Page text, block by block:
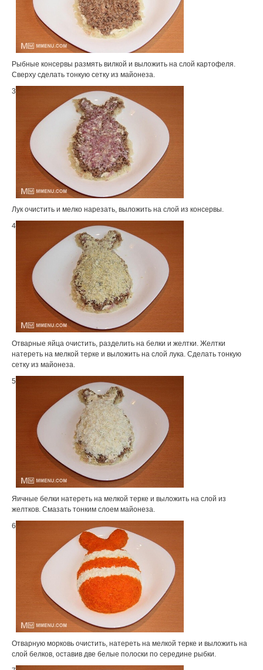
Рыбные консервы размять вилкой и выложить на слой картофеля.
Сверху сделать тонкую сетку из майонеза.
3
Лук очистить и мелко нарезать, выложить на слой из консервы.
4
Отварные яйца очистить, разделить на белки и желтки. Желтки
натереть на мелкой терке и выложить на слой лука. Сделать тонкую
сетку из майонеза.
5
Яичные белки натереть на мелкой терке и выложить на слой из
желтков. Смазать тонким слоем майонеза.
6
Отварную морковь очистить, натереть на мелкой терке и выложить на
слой белков, оставив две белые полоски по середине рыбки.